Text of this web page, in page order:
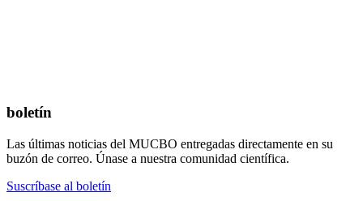
boletín
Las últimas noticias del MUCBO entregadas directamente en su
buzón de correo. Únase a nuestra comunidad científica.
Suscríbase al boletín